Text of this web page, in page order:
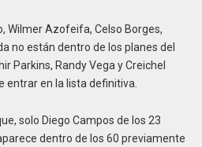
Wilmer Azofeifa, Celso Borges,
no están dentro de los planes del
Parkins, Randy Vega y Creichel
entrar en la lista definitiva.
solo Diego Campos de los 23
dentro de los 60 previamente